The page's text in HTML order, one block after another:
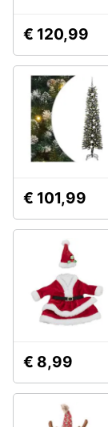
€ 120,99
€ 101,99
€ 8,99